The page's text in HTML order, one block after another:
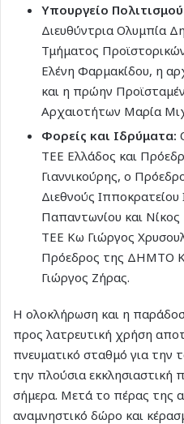
Υπουργείο
Διευθύντρια Ολυμπία
Τμήματος
Ελένη Φαρμακίδου, η
και η πρώην
Αρχαιοτήτων Μαρία
Φορείς και Ιδρύματα:
ΤΕΕ Ελλάδος και
Γιαννικούρης, ο
Διεθνούς
Παπαντωνίου και
ΤΕΕ Κω Γιώργος
Πρόεδρος της ΔΗΜΤΟ
Γιώργος Ζήρας.
Η ολοκλήρωση και η
προς λατρευτική χρήση
πνευματικό σταθμό για την
την πλούσια
σήμερα. Μετά το πέρας της
αναμνηστικό δώρο και